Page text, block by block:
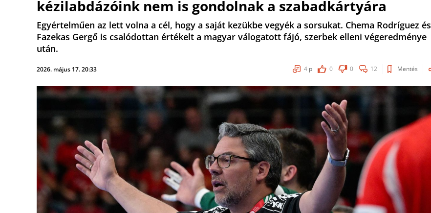
kézilabdázóink nem is gondolnak a szabadkártyára
Egyértelműen az lett volna a cél, hogy a saját kezükbe vegyék a sorsukat. Chema Rodríguez és
Fazekas Gergő is csalódottan értékelt a magyar válogatott fájó, szerbek elleni végeredménye
után.
2026. május 17. 20:33 4 p 0 0 12 Mentés